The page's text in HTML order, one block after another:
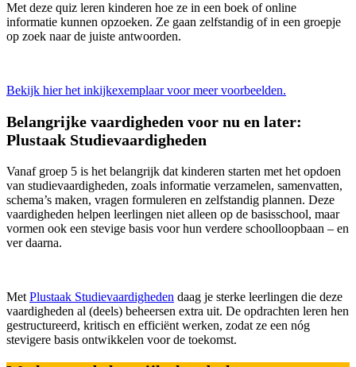
Met deze quiz leren kinderen hoe ze in een boek of online
informatie kunnen opzoeken. Ze gaan zelfstandig of in een groepje
op zoek naar de juiste antwoorden.
Bekijk hier het inkijkexemplaar voor meer voorbeelden.
Belangrijke vaardigheden voor nu en later:
Plustaak Studievaardigheden
Vanaf groep 5 is het belangrijk dat kinderen starten met het opdoen
van studievaardigheden, zoals informatie verzamelen, samenvatten,
schema’s maken, vragen formuleren en zelfstandig plannen. Deze
vaardigheden helpen leerlingen niet alleen op de basisschool, maar
vormen ook een stevige basis voor hun verdere schoolloopbaan – en
ver daarna.
Met Plustaak Studievaardigheden daag je sterke leerlingen die deze
vaardigheden al (deels) beheersen extra uit. De opdrachten leren hen
gestructureerd, kritisch en efficiënt werken, zodat ze een nóg
stevigere basis ontwikkelen voor de toekomst.